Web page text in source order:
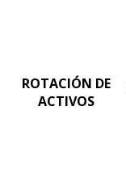
ROTACIÓN DE
ACTIVOS